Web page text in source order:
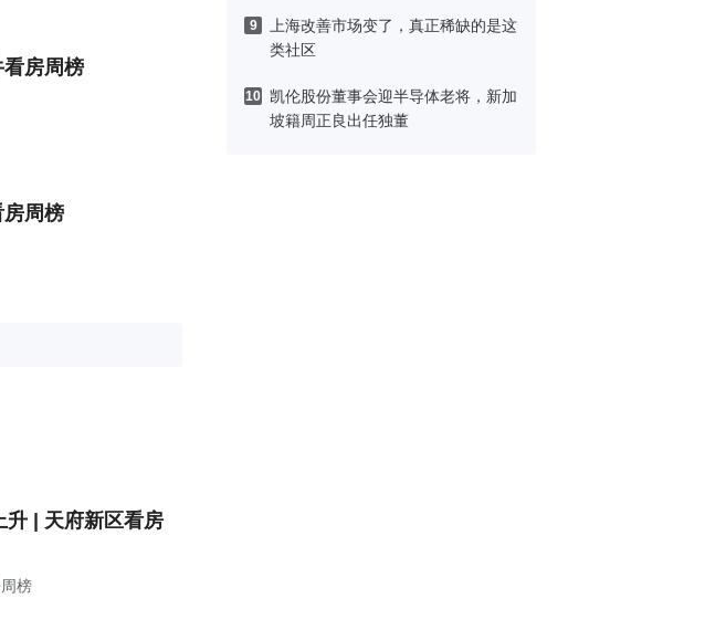
9
上海改善市场变了，真正稀缺的是这
类社区
10 凯伦股份董事会迎半导体老将，新加
坡籍周正良出任独董
房周榜
周榜
升 | 天府新区看房
榜